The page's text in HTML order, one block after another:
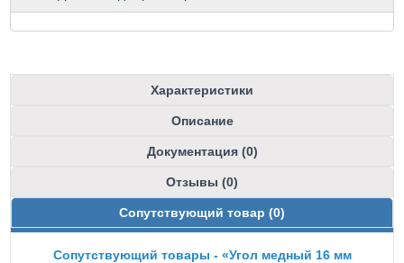
Характеристики
Описание
Документация (0)
Отзывы (0)
Сопутствующий товар (0)
Сопутствующий товары - «Угол медный 16 мм